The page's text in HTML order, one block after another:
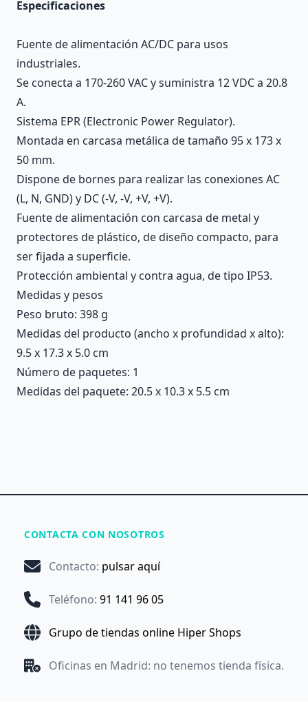
Especificaciones
Fuente de alimentación AC/DC para usos
industriales.
Se conecta a 170-260 VAC y suministra 12 VDC a 20.8
A.
Sistema EPR (Electronic Power Regulator).
Montada en carcasa metálica de tamaño 95 x 173 x
50 mm.
Dispone de bornes para realizar las conexiones AC
(L, N, GND) y DC (-V, -V, +V, +V).
Fuente de alimentación con carcasa de metal y
protectores de plástico, de diseño compacto, para
ser fijada a superficie.
Protección ambiental y contra agua, de tipo IP53.
Medidas y pesos
Peso bruto: 398 g
Medidas del producto (ancho x profundidad x alto):
9.5 x 17.3 x 5.0 cm
Número de paquetes: 1
Medidas del paquete: 20.5 x 10.3 x 5.5 cm
CONTACTA CON NOSOTROS
Contacto: pulsar aquí
Teléfono: 91 141 96 05
Grupo de tiendas online Hiper Shops
Oficinas en Madrid: no tenemos tienda física.